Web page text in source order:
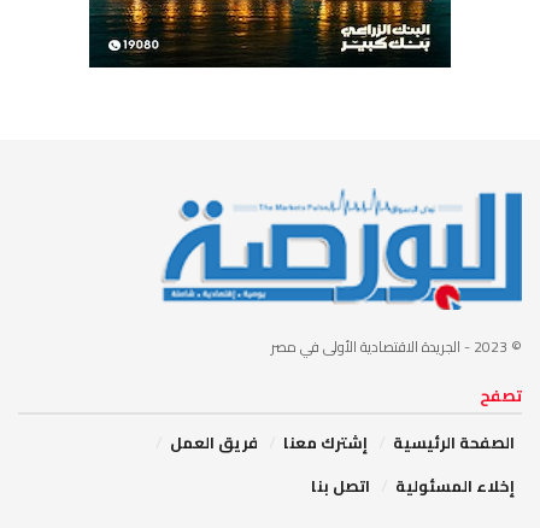
© 2023 - الجريدة الاقتصادية الأولى في مصر
تصفح
الصفحة الرئيسية
إشترك معنا
فريق العمل
إخلاء المسئولية
اتصل بنا